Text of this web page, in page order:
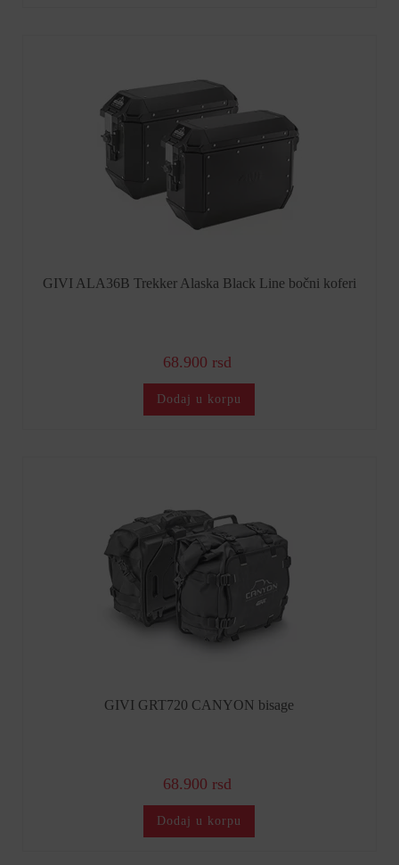
GIVI ALA36B Trekker Alaska Black Line bočni koferi
68.900 rsd
Dodaj u korpu
GIVI GRT720 CANYON bisage
68.900 rsd
Dodaj u korpu